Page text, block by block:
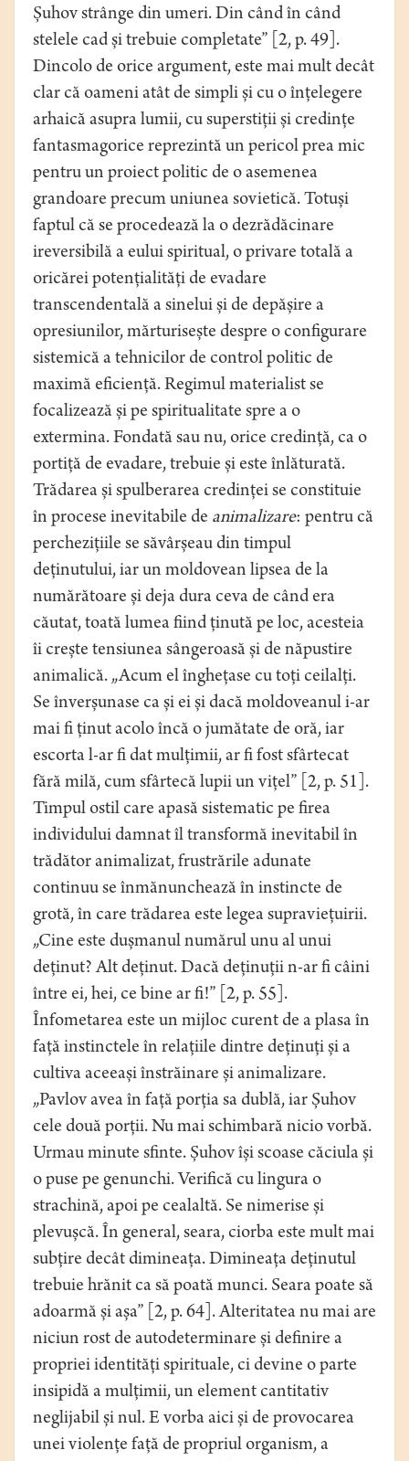
Șuhov strânge din umeri. Din când în când
stelele cad și trebuie completate” [2, p. 49].
Dincolo de orice argument, este mai mult decât
clar că oameni atât de simpli și cu o înțelegere
arhaică asupra lumii, cu superstiții și credințe
fantasmagorice reprezintă un pericol prea mic
pentru un proiect politic de o asemenea
grandoare precum uniunea sovietică. Totuși
faptul că se procedează la o dezrădăcinare
ireversibilă a eului spiritual, o privare totală a
oricărei potențialități de evadare
transcendentală a sinelui și de depășire a
opresiunilor, mărturisește despre o configurare
sistemică a tehnicilor de control politic de
maximă eficiență. Regimul materialist se
focalizează și pe spiritualitate spre a o
extermina. Fondată sau nu, orice credință, ca o
portiță de evadare, trebuie și este înlăturată.
Trădarea și spulberarea credinței se constituie
în procese inevitabile de animalizare: pentru că
perchezițiile se săvârșeau din timpul
deținutului, iar un moldovean lipsea de la
numărătoare și deja dura ceva de când era
căutat, toată lumea fiind ținută pe loc, acesteia
îi crește tensiunea sângeroasă și de năpustire
animalică. „Acum el înghețase cu toți ceilalți.
Se înverșunase ca și ei și dacă moldoveanul i-ar
mai fi ținut acolo încă o jumătate de oră, iar
escorta l-ar fi dat mulțimii, ar fi fost sfârtecat
fără milă, cum sfârtecă lupii un vițel” [2, p. 51].
Timpul ostil care apasă sistematic pe firea
individului damnat îl transformă inevitabil în
trădător animalizat, frustrările adunate
continuu se înmănunchează în instincte de
grotă, în care trădarea este legea supraviețuirii.
„Cine este dușmanul numărul unu al unui
deținut? Alt deținut. Dacă deținuții n-ar fi câini
între ei, hei, ce bine ar fi!” [2, p. 55].
Înfometarea este un mijloc curent de a plasa în
față instinctele în relațiile dintre deținuți și a
cultiva aceeași înstrăinare și animalizare.
„Pavlov avea în față porția sa dublă, iar Șuhov
cele două porții. Nu mai schimbară nicio vorbă.
Urmau minute sfinte. Șuhov își scoase căciula și
o puse pe genunchi. Verifică cu lingura o
strachină, apoi pe cealaltă. Se nimerise și
plevușcă. În general, seara, ciorba este mult mai
subțire decât dimineața. Dimineața deținutul
trebuie hrănit ca să poată munci. Seara poate să
adoarmă și așa” [2, p. 64]. Alteritatea nu mai are
niciun rost de autodeterminare și definire a
propriei identități spirituale, ci devine o parte
insipidă a mulțimii, un element cantitativ
neglijabil și nul. E vorba aici și de provocarea
unei violențe față de propriul organism, a